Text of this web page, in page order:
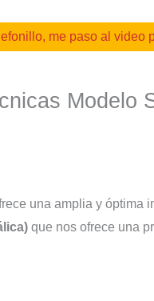
me paso al video
Modelo
una amplia y óptima
que nos ofrece una